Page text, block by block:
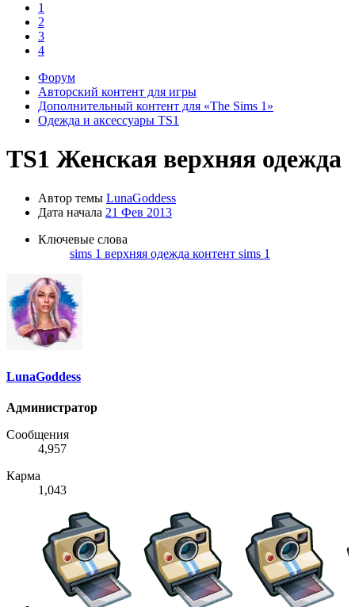
1
2
3
4
Форум
Авторский контент для игры
Дополнительный контент для «The Sims 1»
Одежда и аксессуары TS1
TS1 Женская верхняя одежда
Автор темы LunaGoddess
Дата начала 21 Фев 2013
Ключевые слова
sims 1 верхняя одежда контент sims 1
LunaGoddess
Администратор
Сообщения
4,957
Карма
1,043